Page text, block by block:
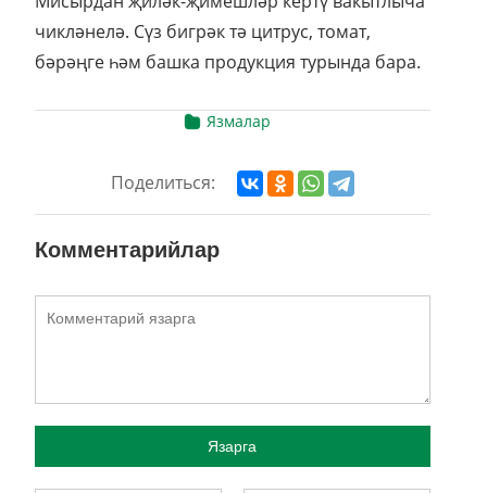
чикләнелә. Сүз бигрәк тә цитрус, томат,
бәрәңге һәм башка продукция турында бара.
Язмалар
Поделиться:
Комментарийлар
Язарга